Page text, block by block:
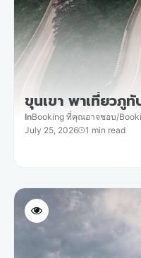
ขุนเขา พาเที่ยวภู
InBooking ที่คุณอาจชอบ/
July 25, 2026
1 min read